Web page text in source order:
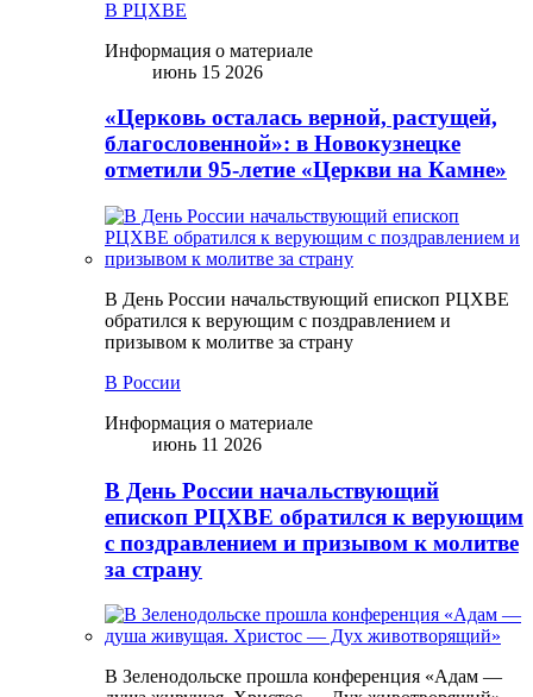
В РЦХВЕ
Информация о материале
июнь 15 2026
«Церковь осталась верной, растущей,
благословенной»: в Новокузнецке
отметили 95-летие «Церкви на Камне»
В День России начальствующий епископ РЦХВЕ
обратился к верующим с поздравлением и
призывом к молитве за страну
В России
Информация о материале
июнь 11 2026
В День России начальствующий
епископ РЦХВЕ обратился к верующим
с поздравлением и призывом к молитве
за страну
В Зеленодольске прошла конференция «Адам —